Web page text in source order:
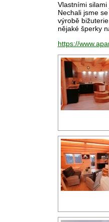
Vlastními
Nechali jsme
výrobě
nějaké šperky
https://